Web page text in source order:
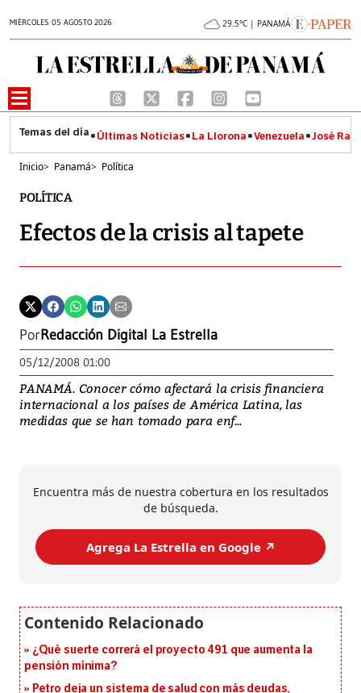
MIÉRCOLES 05 AGOSTO 2026 29.5°C | PANAMÁ
Últimas Noticias La Llorona Venezuela José
Inicio> Panamá> Política
POLÍTICA
Efectos de la crisis al tapete
PorRedacción Digital La Estrella
05/12/2008 01:00
PANAMÁ. Conocer cómo afectará la crisis financiera
internacional a los países de América Latina, las
medidas que se han tomado para enf...
Encuentra más de nuestra cobertura en los resultados
de búsqueda.
Agrega La Estrella en Google ↗️
¿Qué suerte correrá el proyecto 491 que aumenta la
pensión mínima?
Petro deja un sistema de salud con más deudas,